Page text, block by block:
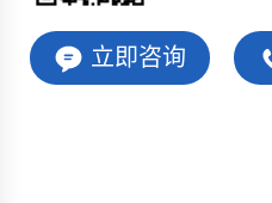
立即咨询